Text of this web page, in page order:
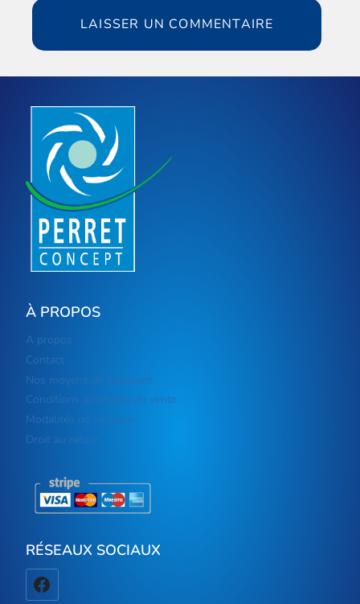
Alternative:
À PROPOS
A propos
Contact
Nos moyens de paiement
Conditions générales de vente
Modalités de livraison
Droit au retour
RÉSEAUX SOCIAUX